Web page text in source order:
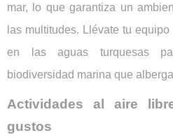
mar, lo que garantiza un
las multitudes. Llévate tu
en las aguas turquesas
biodiversidad marina que
Actividades al aire
gustos